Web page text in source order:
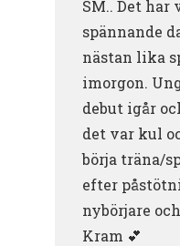
SM.. Det
spännande
nästan lika
imorgon.
debut igår
det var kul
börja träna/
efter
nybörjare
Kram 💕